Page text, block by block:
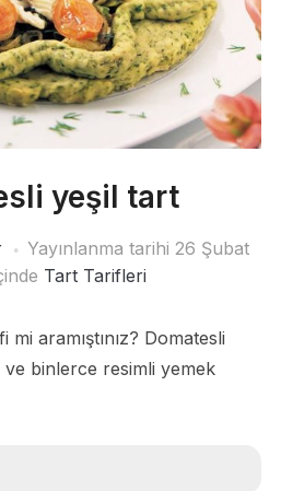
yeşil tart
Yayınlanma tarihi 26 Şubat
Tart Tarifleri
aramıştınız? Domatesli
binlerce resimli yemek